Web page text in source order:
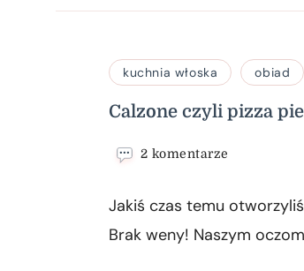
kuchnia włoska obiad
Calzone czyli pizza
2 komentarze
pizza
Jakiś czas temu
Brak weny! Naszym